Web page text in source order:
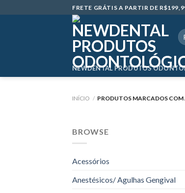
to
FRETE GRÁTIS A PARTIR DE
por:
NEWDENTAL PRODUTOS
INÍCIO / PRODUTOS MARCADOS COM
BROWSE
Acessórios
Anestésicos/ Agulhas Gengival